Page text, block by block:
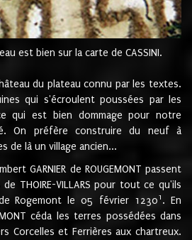
est bien sur la carte de CASSINI.
du plateau connu par les textes.
qui s'écroulent poussées par les
qui est bien dommage pour notre
On préfère construire du neuf à
de là un village ancien...
GARNIER de ROUGEMONT passent
THOIRE-VILLARS pour tout ce qu'ils
Rogemont le 05 février 12301 . En
céda les terres possédées dans
Corcelles et Ferrières aux chartreux.